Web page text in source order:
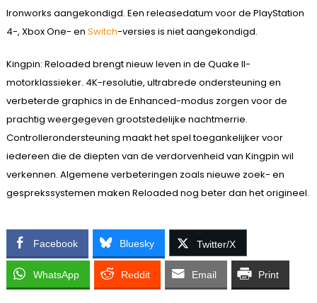
Ironworks aangekondigd. Een releasedatum voor de PlayStation
4-, Xbox One- en Switch-versies is niet aangekondigd.
Kingpin: Reloaded brengt nieuw leven in de Quake II-
motorklassieker. 4K-resolutie, ultrabrede ondersteuning en
verbeterde graphics in de Enhanced-modus zorgen voor de
prachtig weergegeven grootstedelijke nachtmerrie.
Controllerondersteuning maakt het spel toegankelijker voor
iedereen die de diepten van de verdorvenheid van Kingpin wil
verkennen. Algemene verbeteringen zoals nieuwe zoek- en
gesprekssystemen maken Reloaded nog beter dan het origineel.
Facebook Bluesky Twitter/X
WhatsApp Reddit Email Print